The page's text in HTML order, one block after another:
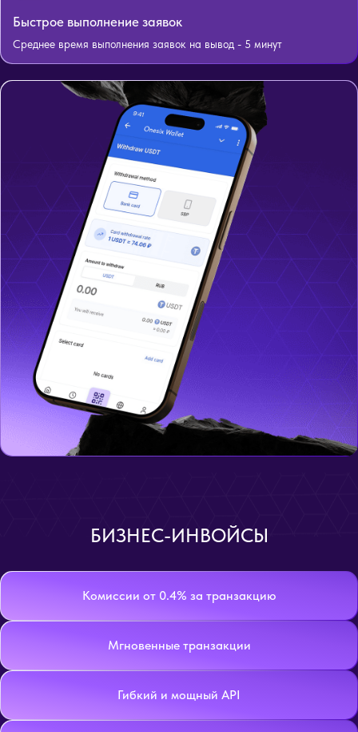
Быстрое выполнение заявок
Среднее время выполнения заявок на вывод - 5 минут
БИЗНЕС-ИНВОЙСЫ
Комиссии от 0.4% за транзакцию
Мгновенные транзакции
Гибкий и мощный API